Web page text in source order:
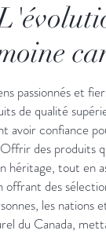
passionnés et
de qualité
avoir confiance
des
tout en
des
les
du Canada,